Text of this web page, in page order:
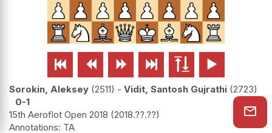
     
Sorokin, Aleksey 2511 - Vidit, Santosh Gujrathi 2723
0-1
15th Aeroflot Open 2018 2018.??.??
TA